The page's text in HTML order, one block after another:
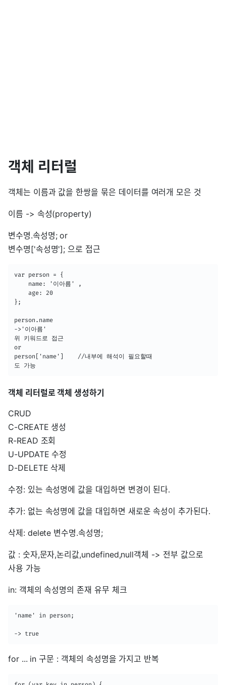
객체 리터럴
객체는 이름과 값을 한쌍을 묶은 데이터를 여러개 모은 것
이름 -> 속성(property)
변수명.속성명; or
변수명['속성명']; 으로 접근
var person = {
    age: 20
};
person.name
->'이아름'
위 키워드로 접근
or
person['name']    //내부에 해석이 필요할때
도 가능
객체 리터럴로 객체 생성하기
CRUD
C-CREATE 생성
R-READ 조회
U-UPDATE 수정
D-DELETE 삭제
수정: 있는 속성명에 값을 대입하면 변경이 된다.
추가: 없는 속성명에 값을 대입하면 새로운 속성이 추가된다.
삭제: delete 변수명.속성명;
값 : 숫자,문자,논리값,undefined,null객체 -> 전부 값으로
사용 가능
in: 객체의 속성명의 존재 유무 체크
'name' in person;
-> true
for ... in 구문 : 객체의 속성명을 가지고 반복